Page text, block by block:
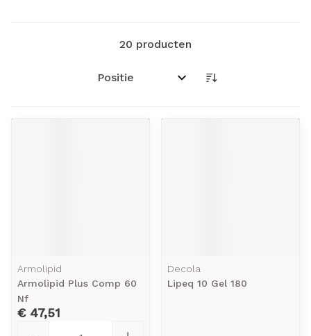
20 producten
Sorteer op:
Armolipid
Armolipid Plus Comp 60
Nf
€ 47,51
Decola
Lipeq 10 Gel 180